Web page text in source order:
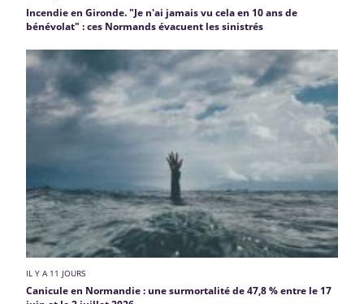
Incendie en Gironde. "Je n'ai jamais vu cela en 10 ans de
bénévolat" : ces Normands évacuent les sinistrés
IL Y A 11 JOURS
Canicule en Normandie : une surmortalité de 47,8 % entre le 17